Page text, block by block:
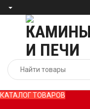
КАТАЛОГ ТОВАРОВ